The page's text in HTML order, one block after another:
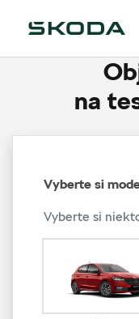
na
Vyberte si
Vyberte si